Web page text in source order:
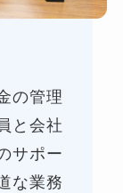
の管理
と会社
サポー
な業務